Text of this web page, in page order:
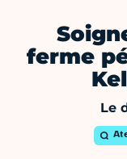
ferme
Le